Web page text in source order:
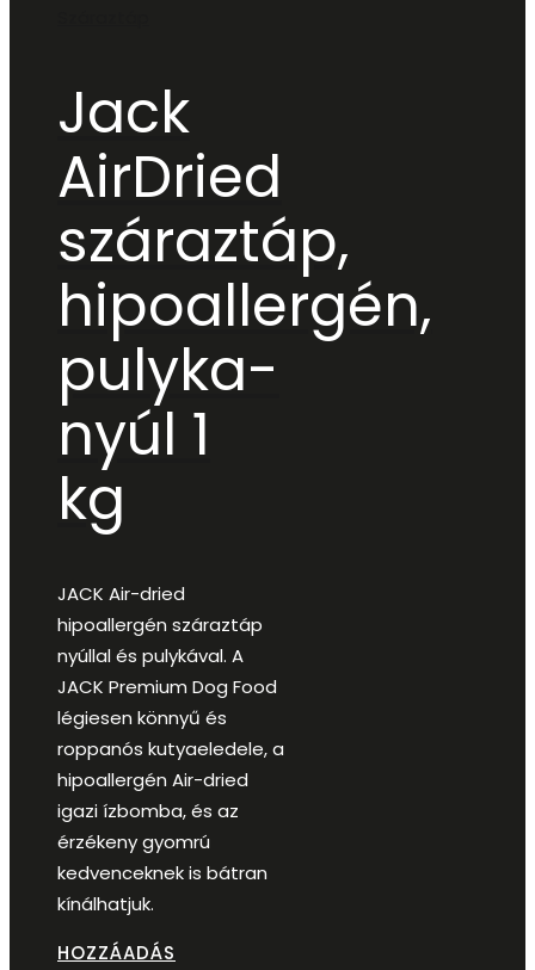
Jack
AirDried
száraztáp,
hipoallergén,
pulyka-
nyúl 1
kg
JACK Air-dried
hipoallergén száraztáp
nyúllal és pulykával. A
JACK Premium Dog Food
légiesen könnyű és
roppanós kutyaeledele, a
hipoallergén Air-dried
igazi ízbomba, és az
érzékeny gyomrú
kedvenceknek is bátran
kínálhatjuk.
HOZZÁADÁS